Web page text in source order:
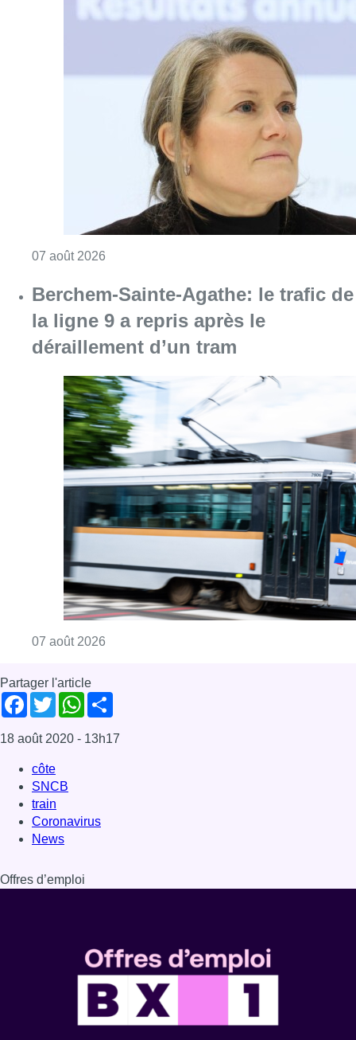
07 août 2026
Berchem-Sainte-Agathe: le trafic de
la ligne 9 a repris après le
déraillement d’un tram
07 août 2026
Partager l'article
Facebook
TwitterWhatsApp
18 août 2020 - 13h17
côte
SNCB
train
Coronavirus
News
Offres d’emploi